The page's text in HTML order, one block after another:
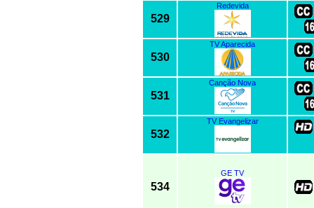
529
Redevida
530
TV Aparecida
531
Canção Nova
532
TV Evangelizar
534
GE TV